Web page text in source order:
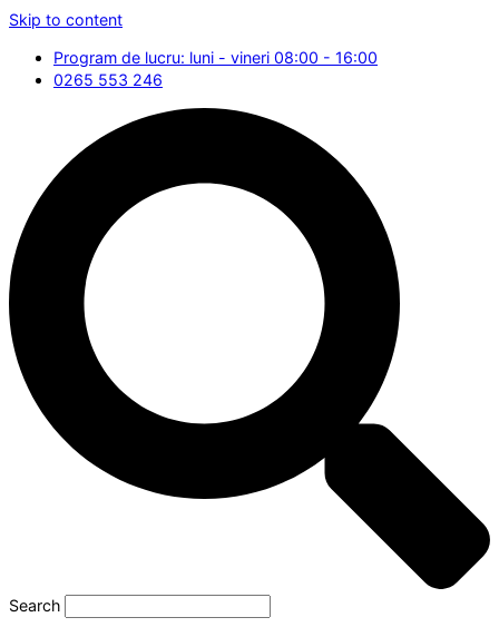
Skip to content
Program de lucru: luni - vineri 08:00 - 16:00
0265 553 246
Search